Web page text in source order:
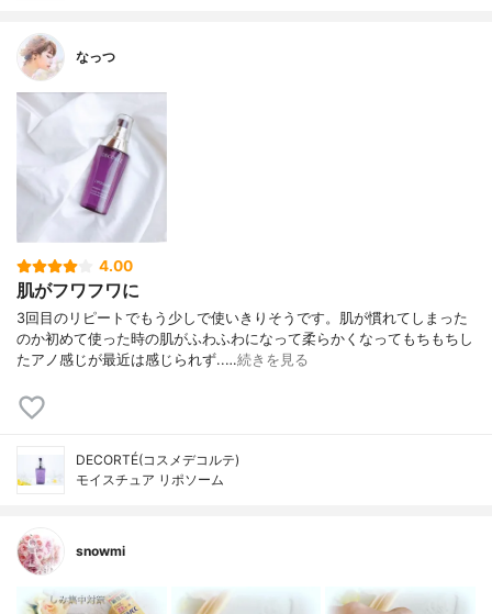
なっつ
4.00
肌がフワフワに
3回目のリピートでもう少しで使いきりそうです。肌が慣れてしまった
のか初めて使った時の肌がふわふわになって柔らかくなってもちもちし
たアノ感じが最近は感じられず..…続きを見る
DECORTÉ(コスメデコルテ)
モイスチュア リポソーム
snowmi